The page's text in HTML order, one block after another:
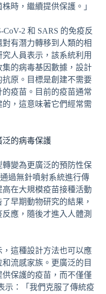
時，繼續提供保護。」
2 和 SARS 的免疫反
有潛力轉移到人類的相
人員表示，該系統利用
的病毒基因數據，設計
原。目標是創建不需要
疫苗。目前的疫苗通常
，這意味著它們經常需
泛的病毒保護
變為更廣泛的預防性保
過無針噴射系統進行傳
在大規模疫苗接種活動
早期動物研究的結果，
應，隨後才進入人體測
這種設計方法也可以應
流感家族。更廣泛的目
保護的疫苗，而不僅僅
示：「我們克服了傳統疫